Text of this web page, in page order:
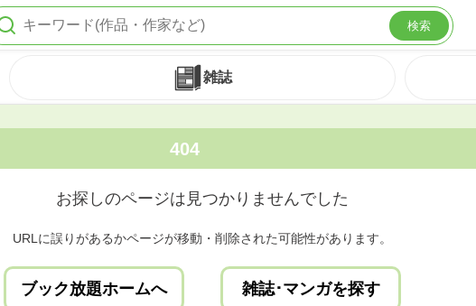
検索
雑誌
404
お探しのページは見つかりませんでした
URLに誤りがあるかページが移動・削除された可能性があります。
ブック放題ホームへ 雑誌･マンガを探す